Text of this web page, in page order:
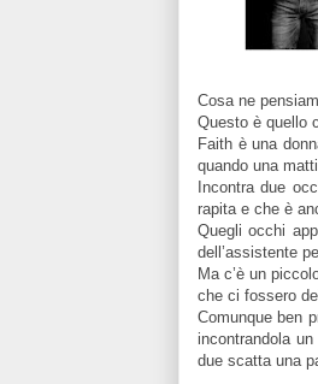
Cosa ne
Questo è quello
Faith è una
quando una
Incontra due
rapita e che è
Quegli occhi
dell’assistente
Ma c’è un
che ci fossero
Comunque ben
incontrandola
due scatta una